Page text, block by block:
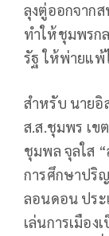
ลุงตู่ออกจาก
ทำให้ชุมพรก
รัฐ ให้พ่ายแพ้
สำหรับ นายอิ
ส.ส.ชุมพร เข
ชุมพล จุลใส
การศึกษาปริ
ลอนดอน ประ
เล่นการเมือง